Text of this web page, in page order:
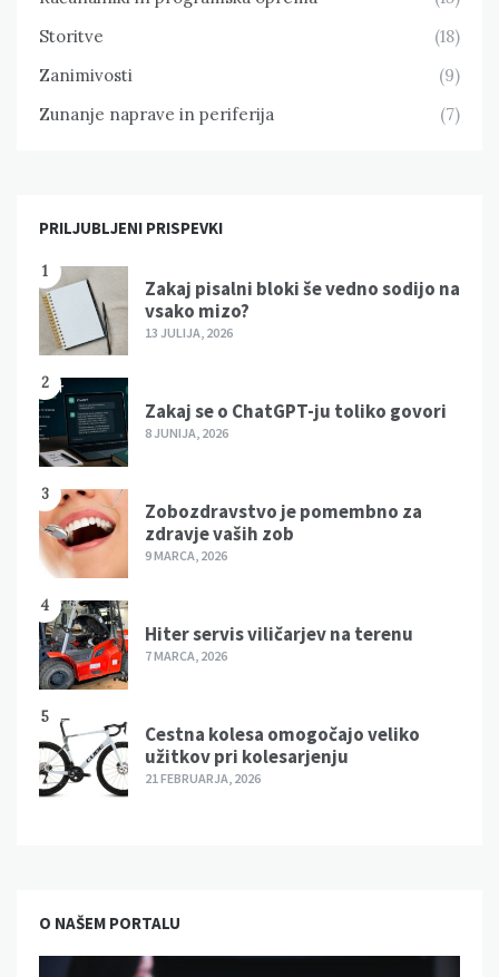
Storitve
(18)
Zanimivosti
(9)
Zunanje naprave in periferija
(7)
PRILJUBLJENI PRISPEVKI
1
Zakaj pisalni bloki še vedno sodijo na
vsako mizo?
13 JULIJA, 2026
2
Zakaj se o ChatGPT-ju toliko govori
8 JUNIJA, 2026
3
Zobozdravstvo je pomembno za
zdravje vaših zob
9 MARCA, 2026
4
Hiter servis viličarjev na terenu
7 MARCA, 2026
5
Cestna kolesa omogočajo veliko
užitkov pri kolesarjenju
21 FEBRUARJA, 2026
O NAŠEM PORTALU